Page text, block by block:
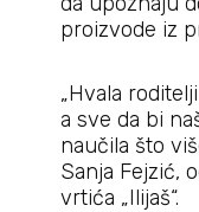
proizvode iz
„Hvala
a sve da bi
naučila što
Sanja Fejzić,
vrtića „Ilijaš“.